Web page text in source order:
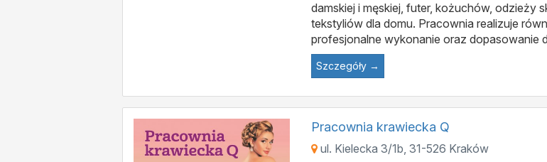
damskiej i męskiej, futer, kożuchów, odzieży
tekstyliów dla domu. Pracownia realizuje
profesjonalne wykonanie oraz dopasowanie
Szczegóły →
Pracownia krawiecka Q
ul. Kielecka 3/1b, 31-526 Kraków